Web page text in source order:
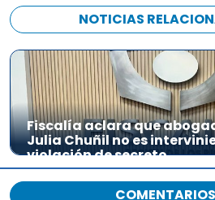
NOTICIAS
Fiscalía aclara que
Julia Chuñil no es
violación de secreto
COMENTARIOS